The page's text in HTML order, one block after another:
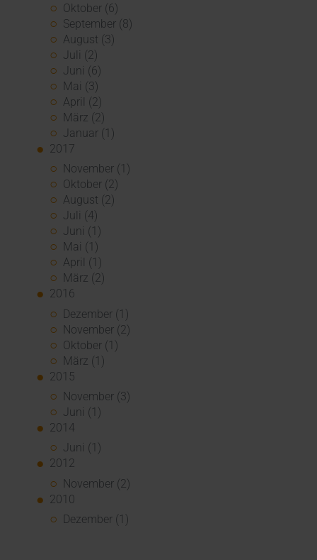
Oktober (6)
September (8)
August (3)
Juli (2)
Juni (6)
Mai (3)
April (2)
März (2)
Januar (1)
2017
November (1)
Oktober (2)
August (2)
Juli (4)
Juni (1)
Mai (1)
April (1)
März (2)
2016
Dezember (1)
November (2)
Oktober (1)
März (1)
2015
November (3)
Juni (1)
2014
Juni (1)
2012
November (2)
2010
Dezember (1)